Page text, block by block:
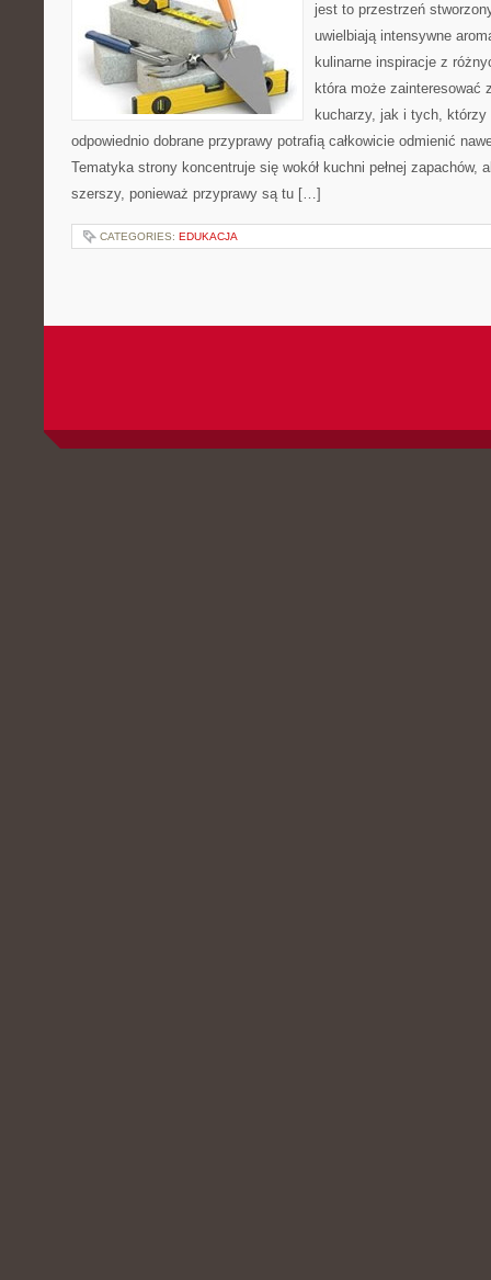
jest to przestrzeń
uwielbiają intensywne
kulinarne inspiracje z
która może zainteresować
kucharzy, jak i tych, którzy
odpowiednio dobrane przyprawy potrafią całkowicie odmienić
Tematyka strony koncentruje się wokół kuchni pełnej zapachów,
szerszy, ponieważ przyprawy są tu […]
CATEGORIES: EDUKACJA